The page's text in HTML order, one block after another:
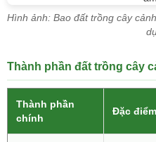
Hình ảnh: Bao đất trồng cây
Thành phần đất trồng cây
Thành phần
chính
Đặc